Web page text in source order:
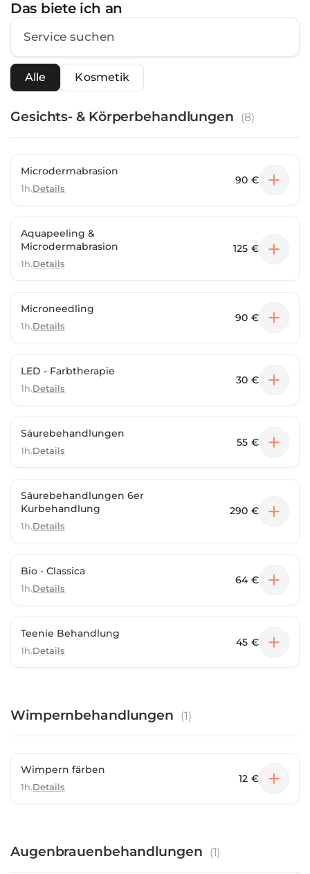
Das biete ich an
Alle Kosmetik
Gesichts- & Körperbehandlungen (8)
Microdermabrasion
1h.Details
90 €
Aquapeeling &
Microdermabrasion
1h.Details
125 €
Microneedling
1h.Details
90 €
LED - Farbtherapie
1h.Details
30 €
Säurebehandlungen
1h.Details
55 €
Säurebehandlungen 6er
Kurbehandlung
1h.Details
290 €
Bio - Classica
1h.Details
64 €
Teenie Behandlung
1h.Details
45 €
Wimpernbehandlungen (1)
Wimpern färben
1h.Details
12 €
Augenbrauenbehandlungen (1)